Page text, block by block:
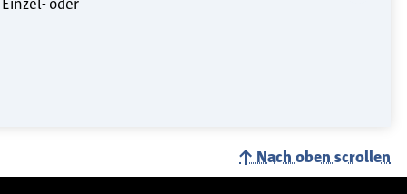
oder
Nach oben scrollen